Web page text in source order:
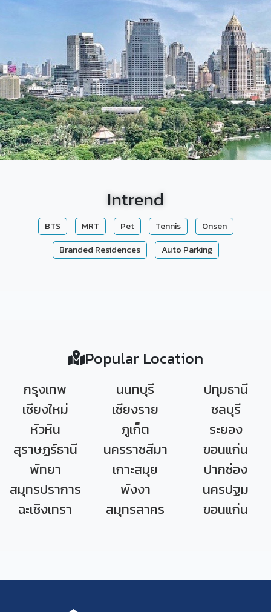
Intrend
BTS MRT Pet Tennis
Onsen
Branded Residences
Auto Parking
Popular Location
กรุงเทพ นนทบุรี
ปทุมธานี
เชียงใหม่
เชียงราย
ชลบุรี
หัวหิน
ภูเก็ต
ระยอง
สุราษฏร์ธานี
นครราชสีมา
ขอนแก่น
พัทยา
เกาะสมุย
ปากช่อง
สมุทรปราการ
พังงา
นครปฐม
ฉะเชิงเทรา
สมุทรสาคร ขอนแก่น